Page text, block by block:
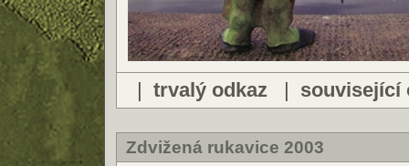
| trvalý odkaz | související
Zdvižená rukavice 2003